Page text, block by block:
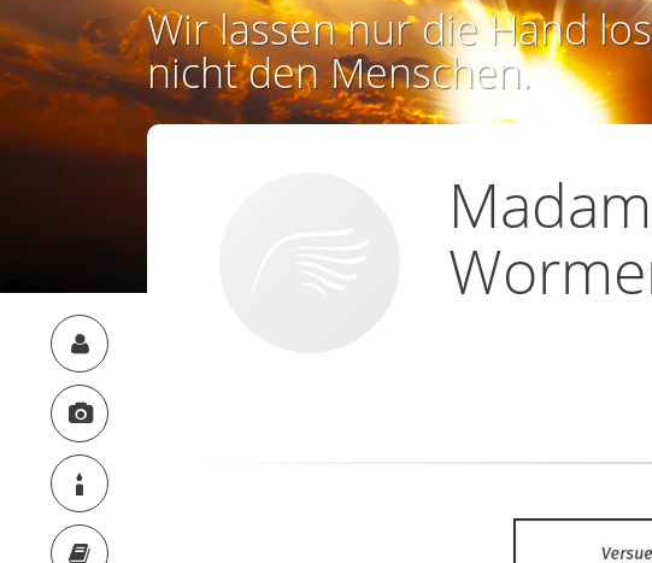
Wir lassen nur die Hand
nicht den Menschen.